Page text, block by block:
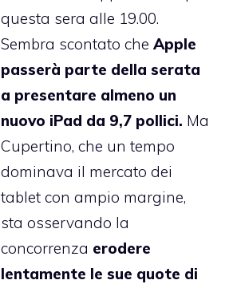
questa sera alle 19.00.
Sembra scontato cheApple
passerà parte della serata
a presentare almeno un
nuovo iPad da 9,7 pollici. Ma
Cupertino, che un tempo
dominava il mercato dei
tablet con ampio margine,
sta osservando la
concorrenza erodere
lentamente le sue quote di